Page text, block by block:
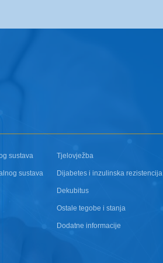
sustava
sustava
Tjelovježba
Dijabetes i inzulinska rezistencija
Dekubitus
Ostale tegobe i stanja
Dodatne informacije